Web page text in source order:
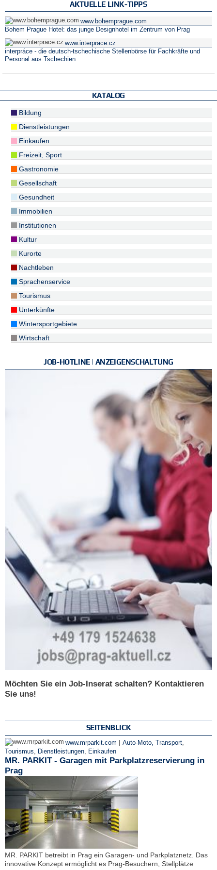
AKTUELLE LINK-TIPPS
www.bohemprague.com
Bohem Prague Hotel: das junge Designhotel im Zentrum von Prag
www.interprace.cz
interpráce - die deutsch-tschechische Stellenbörse für Fachkräfte und
Personal aus Tschechien
KATALOG
Bildung
Dienstleistungen
Einkaufen
Freizeit, Sport
Gastronomie
Gesellschaft
Gesundheit
Immobilien
Institutionen
Kultur
Kurorte
Nachtleben
Sprachenservice
Tourismus
Unterkünfte
Wintersportgebiete
Wirtschaft
JOB-HOTLINE | ANZEIGENSCHALTUNG
Möchten Sie ein Job-Inserat schalten? Kontaktieren
Sie uns!
SEITENBLICK
www.mrparkit.com | Auto-Moto, Transport,
Tourismus, Dienstleistungen, Einkaufen
MR. PARKIT - Garagen mit Parkplatzreservierung in
Prag
MR. PARKIT betreibt in Prag ein Garagen- und Parkplatznetz. Das
innovative Konzept ermöglicht es Prag-Besuchern, Stellplätze